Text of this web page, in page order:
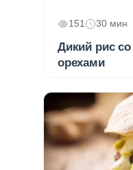
151 30 мин
Дикий рис
орехами